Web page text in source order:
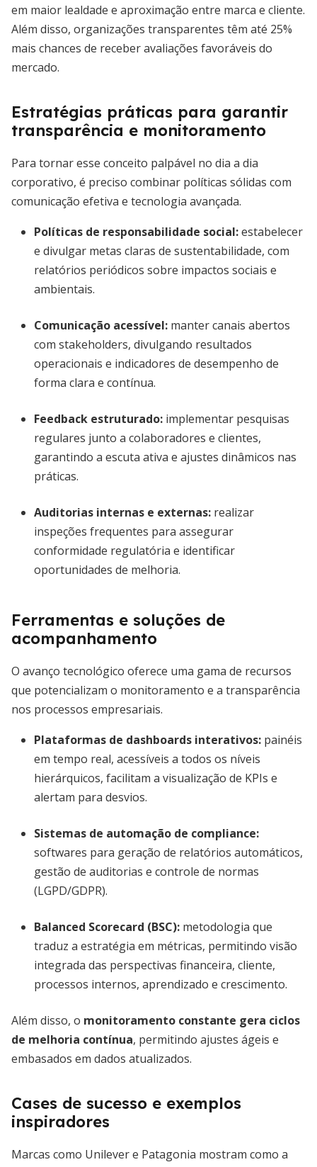
em maior lealdade e aproximação entre marca e cliente.
Além disso, organizações transparentes têm até 25%
mais chances de receber avaliações favoráveis do
mercado.
Estratégias práticas para garantir
transparência e monitoramento
Para tornar esse conceito palpável no dia a dia
corporativo, é preciso combinar políticas sólidas com
comunicação efetiva e tecnologia avançada.
Políticas de responsabilidade social:estabelecer
e divulgar metas claras de sustentabilidade, com
relatórios periódicos sobre impactos sociais e
ambientais.
Comunicação acessível: manter canais abertos
com stakeholders, divulgando resultados
operacionais e indicadores de desempenho de
forma clara e contínua.
Feedback estruturado: implementar pesquisas
regulares junto a colaboradores e clientes,
garantindo a escuta ativa e ajustes dinâmicos nas
práticas.
Auditorias internas e externas: realizar
inspeções frequentes para assegurar
conformidade regulatória e identificar
oportunidades de melhoria.
Ferramentas e soluções de
acompanhamento
O avanço tecnológico oferece uma gama de recursos
que potencializam o monitoramento e a transparência
nos processos empresariais.
Plataformas de dashboards interativos: painéis
em tempo real, acessíveis a todos os níveis
hierárquicos, facilitam a visualização de KPIs e
alertam para desvios.
Sistemas de automação de compliance:
softwares para geração de relatórios automáticos,
gestão de auditorias e controle de normas
(LGPD/GDPR).
Balanced Scorecard (BSC): metodologia que
traduz a estratégia em métricas, permitindo visão
integrada das perspectivas financeira, cliente,
processos internos, aprendizado e crescimento.
Além disso, o monitoramento constante gera ciclos
de melhoria contínua, permitindo ajustes ágeis e
embasados em dados atualizados.
Cases de sucesso e exemplos
inspiradores
Marcas como Unilever e Patagonia mostram como a